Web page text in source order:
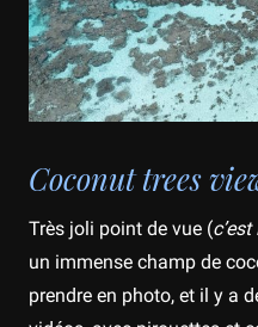
Coconut trees
Très joli point de vue (
un immense champ de
prendre en photo, et il y a